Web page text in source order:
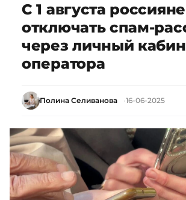
С 1 августа
отключать спам-
через личный
оператора
Полина Селиванова 16-06-2025